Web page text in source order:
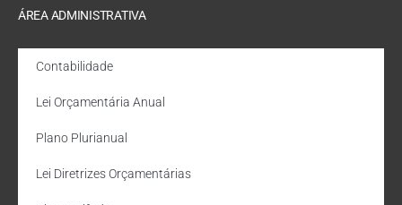
ÁREA ADMINISTRATIVA
Contabilidade
Lei Orçamentária Anual
Plano Plurianual
Lei Diretrizes Orçamentárias